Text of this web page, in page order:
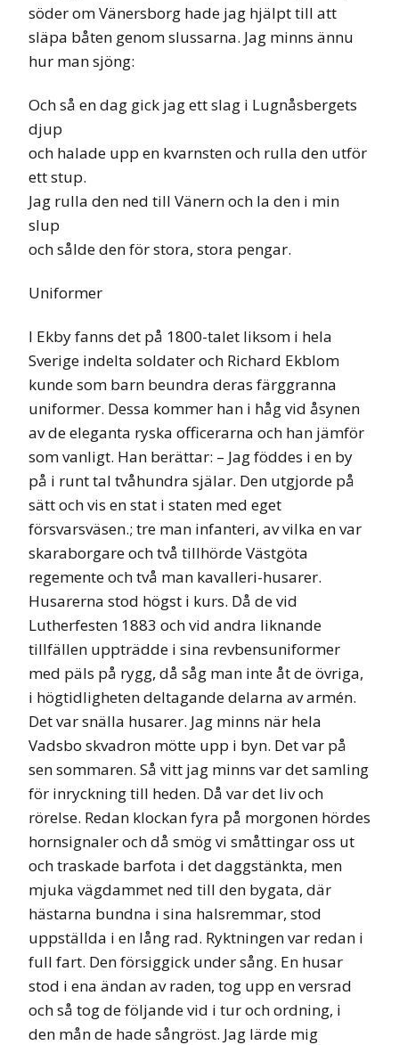
söder om Vänersborg hade jag hjälpt till att
släpa båten genom slussarna. Jag minns ännu
hur man sjöng:
Och så en dag gick jag ett slag i Lugnåsbergets
djup
och halade upp en kvarnsten och rulla den utför
ett stup.
Jag rulla den ned till Vänern och la den i min
slup
och sålde den för stora, stora pengar.
Uniformer
I Ekby fanns det på 1800-talet liksom i hela
Sverige indelta soldater och Richard Ekblom
kunde som barn beundra deras färggranna
uniformer. Dessa kommer han i håg vid åsynen
av de eleganta ryska officerarna och han jämför
som vanligt. Han berättar: – Jag föddes i en by
på i runt tal tvåhundra själar. Den utgjorde på
sätt och vis en stat i staten med eget
försvarsväsen.; tre man infanteri, av vilka en var
skaraborgare och två tillhörde Västgöta
regemente och två man kavalleri-husarer.
Husarerna stod högst i kurs. Då de vid
Lutherfesten 1883 och vid andra liknande
tillfällen uppträdde i sina revbensuniformer
med päls på rygg, då såg man inte åt de övriga,
i högtidligheten deltagande delarna av armén.
Det var snälla husarer. Jag minns när hela
Vadsbo skvadron mötte upp i byn. Det var på
sen sommaren. Så vitt jag minns var det samling
för inryckning till heden. Då var det liv och
rörelse. Redan klockan fyra på morgonen hördes
hornsignaler och då smög vi småttingar oss ut
och traskade barfota i det daggstänkta, men
mjuka vägdammet ned till den bygata, där
hästarna bundna i sina halsremmar, stod
uppställda i en lång rad. Ryktningen var redan i
full fart. Den försiggick under sång. En husar
stod i ena ändan av raden, tog upp en versrad
och så tog de följande vid i tur och ordning, i
den mån de hade sångröst. Jag lärde mig